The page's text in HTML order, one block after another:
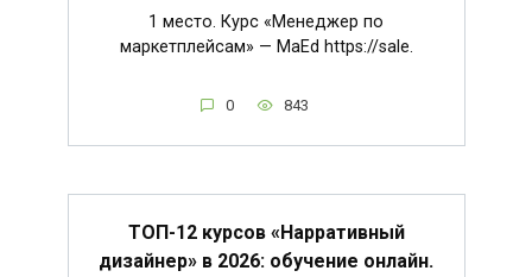
1 место. Курс «Менеджер по
маркетплейсам» — MaEd https://sale.
0 843
ТОП-12 курсов «Нарративный
дизайнер» в 2026: обучение онлайн.